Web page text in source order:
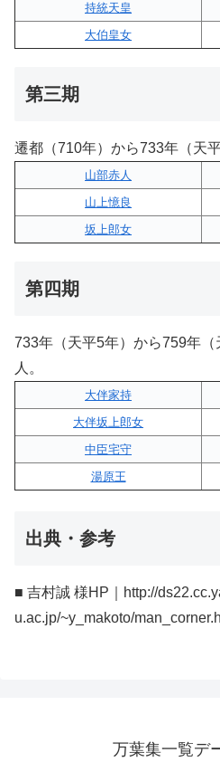
持統天皇
大伯皇女
第三期
遷都（710年）から733年（天
山部赤人
山上憶良
坂上郎女
第四期
733年（天平5年）から759年
人。
大伴家持
大伴坂上郎女
中臣宅守
湯原王
出典・参考
■ 吉村誠 様HP｜http://
u.ac.jp/~y_makoto/
万葉集一覧デ